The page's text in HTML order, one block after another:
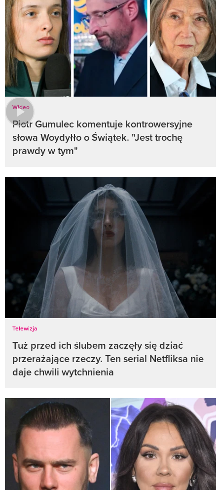
Wideo
Piotr Gumulec komentuje kontrowersyjne
słowa Woydyłło o Świątek. "Jest trochę
prawdy w tym"
Telewizja
Tuż przed ich ślubem zaczęły się dziać
przerażające rzeczy. Ten serial Netfliksa nie
daje chwili wytchnienia